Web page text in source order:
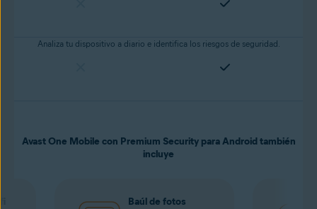
Analiza tu dispositivo a diario e identifica los riesgos de seguridad.
Avast One Mobile con Premium Security para Android también
incluye
Baúl de fotos